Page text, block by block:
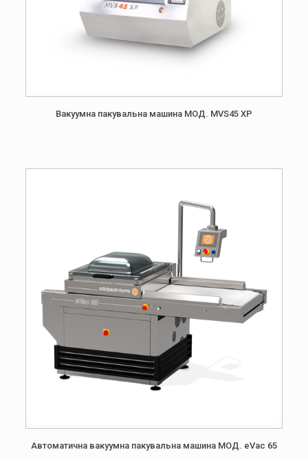
Вакуумна пакувальна машина МОД. MVS45 XP
Автоматична вакуумна пакувальна машина МОД. eVac 65